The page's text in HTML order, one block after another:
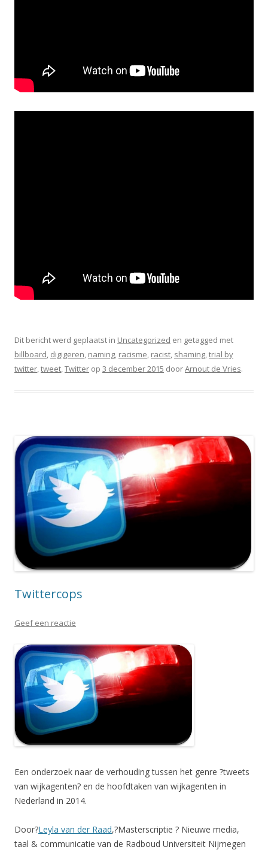
Dit bericht werd geplaatst in Uncategorized en getagged met
billboard, digigeren, naming, racisme, racist, shaming,trial by
twitter,tweet,Twitter op 3 december 2015 doorArnout de Vries.
Twittercops
Geef een reactie
Een onderzoek naar de verhouding tussen het genre ?tweets
van wijkagenten? en de hoofdtaken van wijkagenten in
Nederland in 2014.
Door?Leyla van der Raad,?Masterscriptie ? Nieuwe media,
taal & communicatie van de Radboud Universiteit Nijmegen